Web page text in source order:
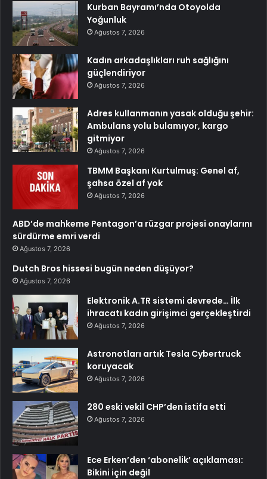
Kurban Bayramı’nda Otoyolda
Yoğunluk
Ağustos 7, 2026
Kadın arkadaşlıkları ruh sağlığını
güçlendiriyor
Ağustos 7, 2026
Adres kullanmanın yasak olduğu şehir:
Ambulans yolu bulamıyor, kargo
gitmiyor
Ağustos 7, 2026
TBMM Başkanı Kurtulmuş: Genel af,
şahsa özel af yok
Ağustos 7, 2026
ABD’de mahkeme Pentagon’a rüzgar projesi onaylarını
sürdürme emri verdi
Ağustos 7, 2026
Dutch Bros hissesi bugün neden düşüyor?
Ağustos 7, 2026
Elektronik A.TR sistemi devrede… İlk
ihracatı kadın girişimci gerçekleştirdi
Ağustos 7, 2026
Astronotları artık Tesla Cybertruck
koruyacak
Ağustos 7, 2026
280 eski vekil CHP’den istifa etti
Ağustos 7, 2026
Ece Erken’den ‘abonelik’ açıklaması:
Bikini için değil